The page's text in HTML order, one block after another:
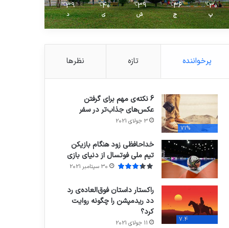
30
℃
پ
36
℃
ج
39
℃
ش
40
℃
ی
39
℃
د
پرخواننده تازه نظرها
71%
6 نکته‌ی مهم برای گرفتن
عکس‌های جذاب‌تر در سفر
3 جولای 2021
خداحافظی زود هنگام بازیکن
تیم ملی فوتسال از دنیای بازی
30 سپتامبر 2021
7.4
راکستار داستان فوق‌العاده‌ی رد
دد ریدمپشن را چگونه روایت
کرد؟
11 جولای 2021